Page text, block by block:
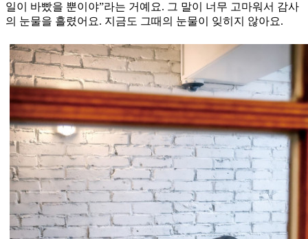
일이 바빴을 뿐이야”라는 거예요. 그 말이 너무 고마워서 감사
의 눈물을 흘렸어요. 지금도 그때의 눈물이 잊히지 않아요.